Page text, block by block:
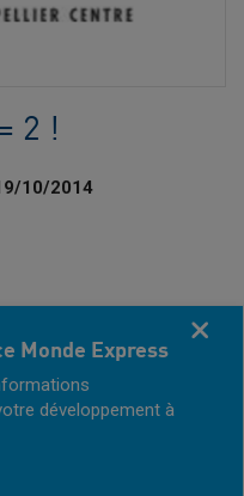
2 !
10/2014
réservation effectuée
sur place à l'hôtel
réservez 2 nuits la
Monde Express
développement à